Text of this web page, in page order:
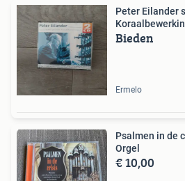
Peter Eilander
Bieden
Ermelo
Psalmen in de
Orgel
€ 10,00